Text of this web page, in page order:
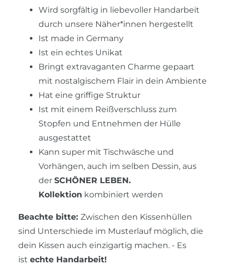
Wird sorgfältig in liebevoller Handarbeit
durch unsere Näher*innen hergestellt
Ist made in Germany
Ist ein echtes Unikat
Bringt extravaganten Charme gepaart
mit nostalgischem Flair in dein Ambiente
Hat eine griffige Struktur
Ist mit einem Reißverschluss zum
Stopfen und Entnehmen der Hülle
ausgestattet
Kann super mit Tischwäsche und
Vorhängen, auch im selben Dessin, aus
der SCHÖNER LEBEN.
Kollektion kombiniert werden
Beachte bitte: Zwischen den Kissenhüllen
sind Unterschiede im Musterlauf möglich, die
dein Kissen auch einzigartig machen. - Es
ist echte Handarbeit!